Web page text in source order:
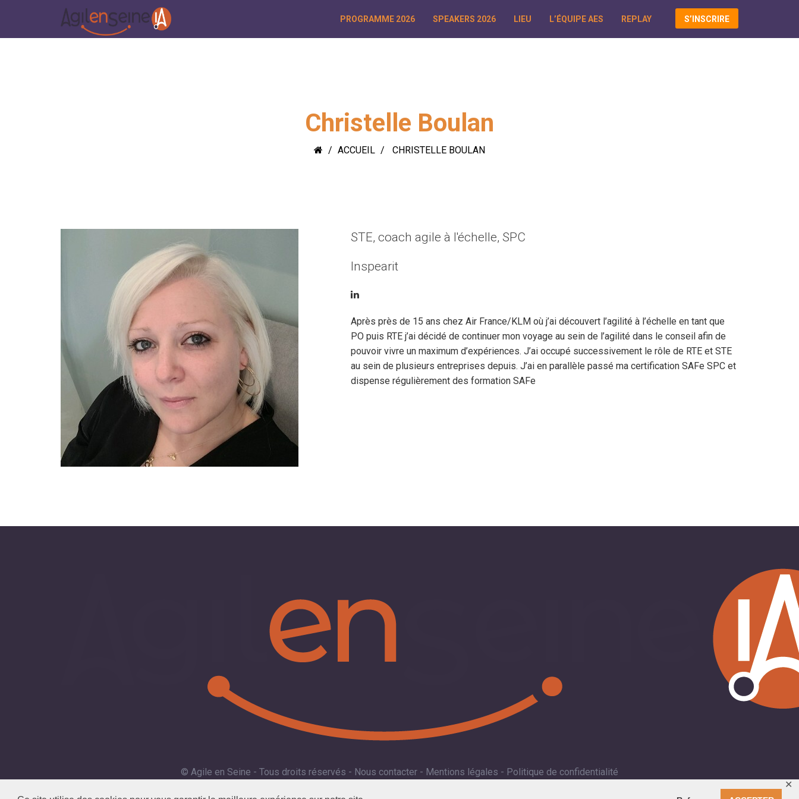
✕
PROGRAMME 2026 SPEAKERS 2026 LIEU L’ÉQUIPE AES REPLAY S’INSCRIRE
Christelle Boulan
ACCUEIL CHRISTELLE BOULAN
STE, coach agile à l'échelle, SPC
Inspearit
Après près de 15 ans chez Air France/KLM où j’ai découvert l’agilité à l’échelle en tant que
PO puis RTE j’ai décidé de continuer mon voyage au sein de l’agilité dans le conseil afin de
pouvoir vivre un maximum d’expériences. J’ai occupé successivement le rôle de RTE et STE
au sein de plusieurs entreprises depuis. J’ai en parallèle passé ma certification SAFe SPC et
dispense régulièrement des formation SAFe
© Agile en Seine - Tous droits réservés - Nous contacter - Mentions légales - Politique de confidentialité